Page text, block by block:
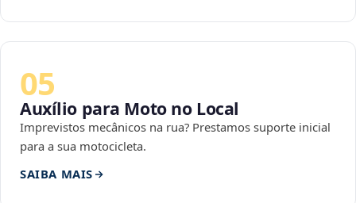
05
Auxílio para Moto no Local
Imprevistos mecânicos na rua? Prestamos suporte inicial
para a sua motocicleta.
SAIBA MAIS